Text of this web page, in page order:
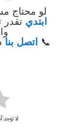
لو محتاج
ابتدي تقدر
📞
اتصل بنا
لا